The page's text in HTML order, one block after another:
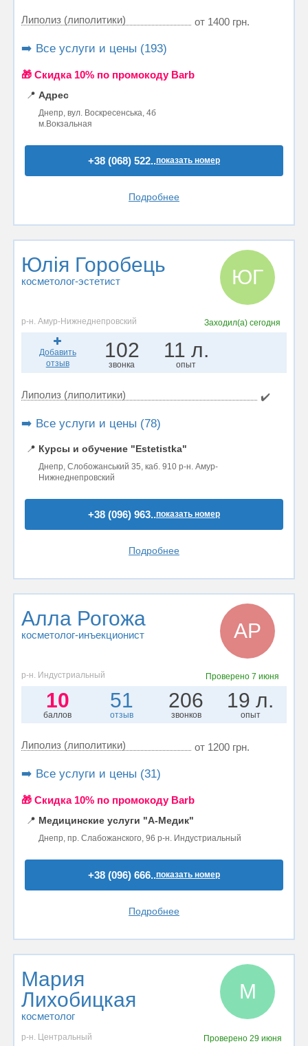
Липолиз (липолитики) от 1400 грн.
➡️ Все услуги и цены (193)
🎁 Cкидка 10% по промокоду Barb
📍 Адрес
Днепр, вул. Воскресенська, 4б
м.Вокзальная
+38 (068) 522..показать номер
Подробнее
Юлія Горобець
косметолог-эстетист ЮГ
р-н. Амур-Нижнеднепровский Заходил(а)сегодня
Добавить
отзыв
102
звонка
11 л.
опыт
Липолиз (липолитики) ✔️
➡️ Все услуги и цены (78)
📍 Курсы и обучение "Estetistka"
Днепр, Слобожанський 35, каб. 910 р-н. Амур-
Нижнеднепровский
+38 (096) 963..показать номер
Подробнее
Алла Рогожа
косметолог-инъекционист АР
р-н. Индустриальный Проверено7 июня
10
баллов
51
отзыв
206
звонков
19 л.
опыт
Липолиз (липолитики) от 1200 грн.
➡️ Все услуги и цены (31)
🎁 Cкидка 10% по промокоду Barb
📍 Медицинские услуги "А-Медик"
Днепр, пр. Слабожанского, 96 р-н. Индустриальный
+38 (096) 666..показать номер
Подробнее
Мария
Лихобицкая
косметолог
М
р-н. Центральный Проверено 29 июня